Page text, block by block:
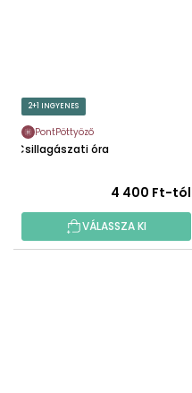
2+1 INGYENES
PontPöttyöző
Csillagászati óra
4 400 Ft-tól
VÁLASSZA KI